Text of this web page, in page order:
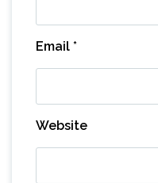
Email *
Website